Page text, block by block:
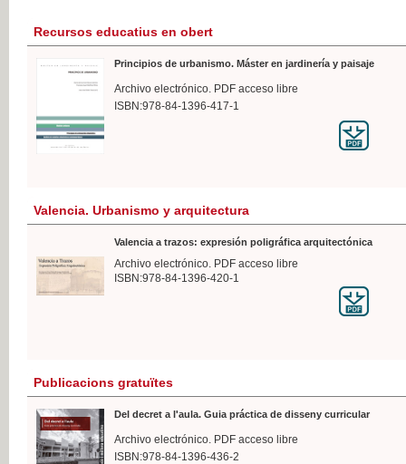
Recursos educatius en obert
Principios de urbanismo. Máster en jardinería y paisaje
Archivo electrónico. PDF acceso libre
ISBN:978-84-1396-417-1
Valencia. Urbanismo y arquitectura
Valencia a trazos: expresión poligráfica arquitectónica
Archivo electrónico. PDF acceso libre
ISBN:978-84-1396-420-1
Publicacions gratuïtes
Del decret a l'aula. Guia práctica de disseny curricular
Archivo electrónico. PDF acceso libre
ISBN:978-84-1396-436-2